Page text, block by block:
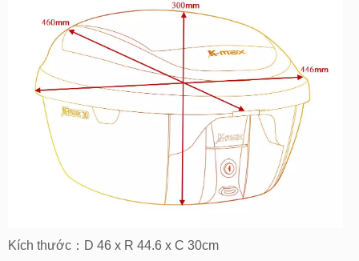
Kích thước：D 46 x R 44.6 x C 30cm